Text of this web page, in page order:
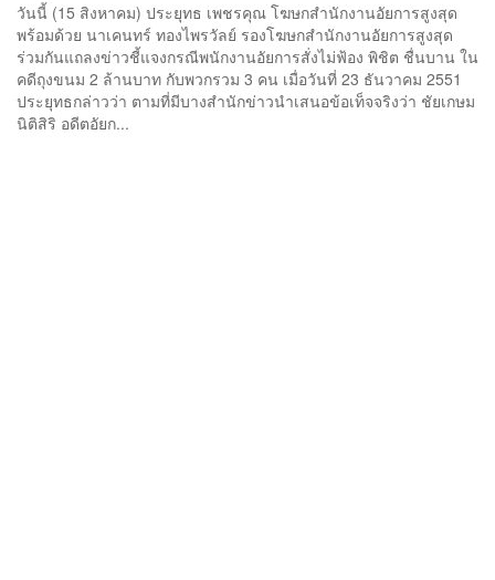
วันนี้ (15 สิงหาคม) ประยุทธ เพชรคุณ โฆษกสำนักงานอัยการสูงสุด
พร้อมด้วย นาเคนทร์ ทองไพรวัลย์ รองโฆษกสำนักงานอัยการสูงสุด
ร่วมกันแถลงข่าวชี้แจงกรณีพนักงานอัยการสั่งไม่ฟ้อง พิชิต ชื่นบาน ใน
คดีถุงขนม 2 ล้านบาท กับพวกรวม 3 คน เมื่อวันที่ 23 ธันวาคม 2551
ประยุทธกล่าวว่า ตามที่มีบางสำนักข่าวนำเสนอข้อเท็จจริงว่า ชัยเกษม
นิติสิริ อดีตอัยก...